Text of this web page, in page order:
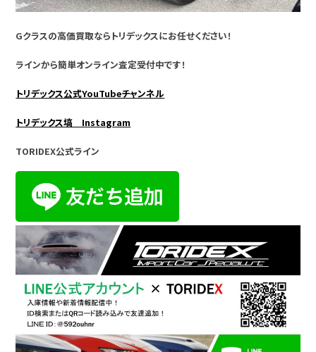
Gクラスの高価買取ならトリデックスにお任せください！
ラインから簡単オンライン査定受付中です！
トリデックス公式YouTubeチャンネル
トリデックス塙 Instagram
TORIDEX公式ライン